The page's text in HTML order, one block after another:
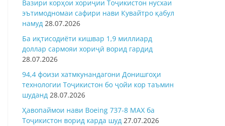
Вазири корҳои хориҷии Тоҷикистон нусхаи
эътимодномаи сафири нави Кувайтро қабул
намуд 28.07.2026
Ба иқтисодиёти кишвар 1,9 миллиард
доллар сармояи хориҷӣ ворид гардид
28.07.2026
94,4 фоизи хатмкунандагони Донишгоҳи
технологии Тоҷикистон бо ҷойи кор таъмин
шуданд 28.07.2026
Ҳавопаймои нави Boeing 737-8 MAX ба
Тоҷикистон ворид карда шуд 27.07.2026